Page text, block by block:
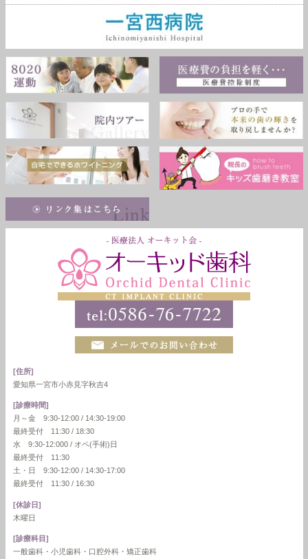
[住所]
愛知県一宮市小赤見字秋吉4
[診療時間]
月～金 9:30-12:00 / 14:30-19:00
最終受付 11:30 / 18:30
水 9:30-12:000 / オペ(手術)日
最終受付 11:30
土・日 9:30-12:00 / 14:30-17:00
最終受付 11:30 / 16:30
[休診日]
木曜日
[診療科目]
一般歯科・小児歯科・口腔外科・矯正歯科